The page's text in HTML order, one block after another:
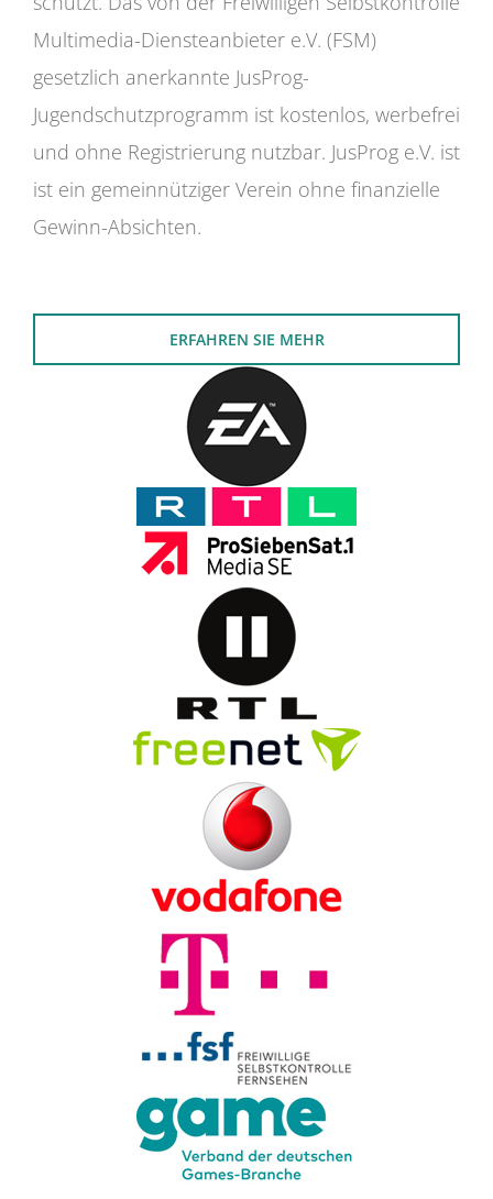
Multimedia-Diensteanbieter e.V. (FSM)
gesetzlich anerkannte JusProg-
Jugendschutzprogramm ist kostenlos, werbefrei
und ohne Registrierung nutzbar. JusProg e.V. ist
ist ein gemeinnütziger Verein ohne finanzielle
Gewinn-Absichten.
ERFAHREN SIE MEHR